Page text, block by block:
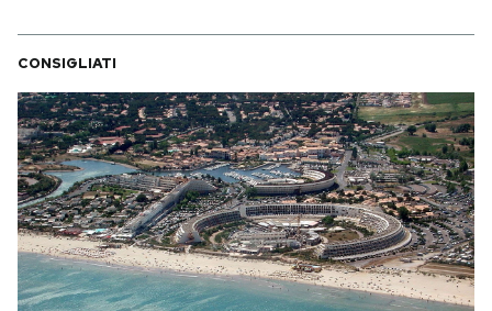
CONSIGLIATI